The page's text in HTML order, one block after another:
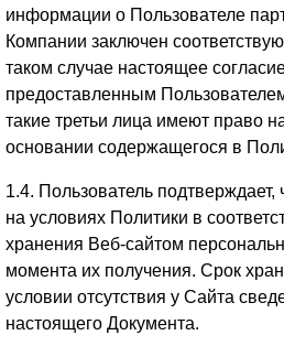
информации о Пользователе
Компании заключен
таком случае настоящее
предоставленным
такие третьи лица имеют право
основании содержащегося в
1.4. Пользователь
на условиях Политики в
хранения Веб-сайтом
момента их получения. Срок
условии отсутствия у Сайта
настоящего Документа.